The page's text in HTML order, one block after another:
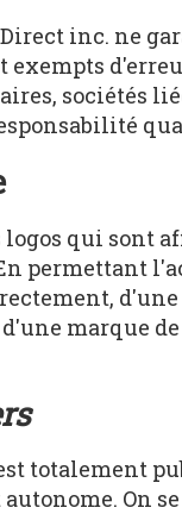
inc. ne
sociétés
logos qui sont
permettant
marque
totalement
On